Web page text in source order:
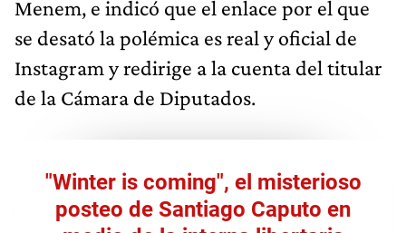
Menem, e indicó que el enlace por el que
se desató la polémica es real y oficial de
Instagram y redirige a la cuenta del titular
de la Cámara de Diputados.
"Winter is coming", el misterioso
posteo de Santiago Caputo en